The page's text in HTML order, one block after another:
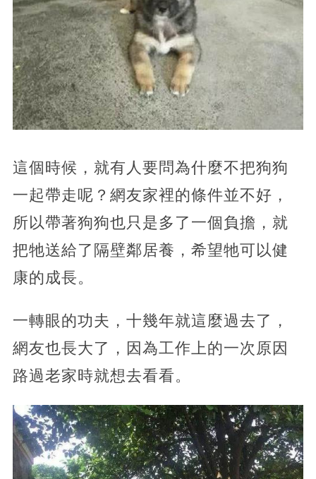
這個時候，就有人要問為什麼不把狗狗
一起帶走呢？網友家裡的條件並不好，
所以帶著狗狗也只是多了一個負擔，就
把牠送給了隔壁鄰居養，希望牠可以健
康的成長。
一轉眼的功夫，十幾年就這麼過去了，
網友也長大了，因為工作上的一次原因
路過老家時就想去看看。